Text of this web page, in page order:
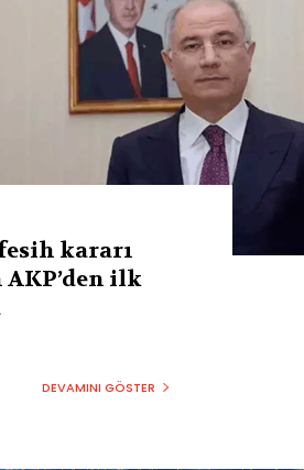
kararı
ilk
DEVAMINI GÖSTER